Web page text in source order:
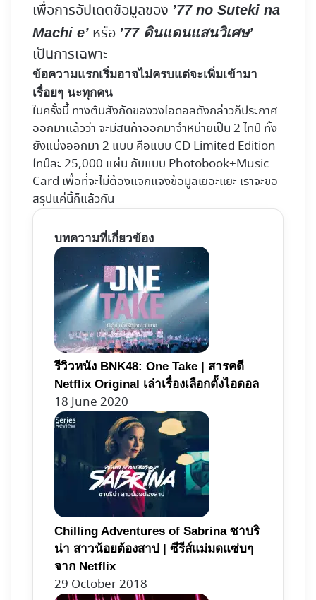
เพื่อการอัปเดตข้อมูลของ ’77 no Suteki na
Machi e’ หรือ ’77 ดินแดนแสนวิเศษ’
เป็นการเฉพาะ
ข้อความแรกเริ่มอาจไม่ครบแต่จะเพิ่มเข้ามา
เรื่อยๆ นะทุกคน
ในครั้งนี้ ทางต้นสังกัดของวงไอดอลดังกล่าวก็ประกาศ
ออกมาแล้วว่า จะมีสินค้าออกมาจำหน่ายเป็น 2 ไทป์ ทั้ง
ยังแบ่งออกมา 2 แบบ คือแบบ CD Limited Edition
ไทป์ละ 25,000 แผ่น กับแบบ Photobook+Music
Card เพื่อที่จะไม่ต้องแจกแจงข้อมูลเยอะแยะ เราจะขอ
สรุปแค่นี้ก็แล้วกัน
บทความที่เกี่ยวข้อง
รีวิวหนัง BNK48: One Take | สารคดี
Netflix Original เล่าเรื่องเลือกตั้งไอดอล
18 June 2020
Chilling Adventures of Sabrina ซาบริ
น่า สาวน้อยต้องสาป | ซีรีส์แม่มดแซ่บๆ
จาก Netflix
29 October 2018